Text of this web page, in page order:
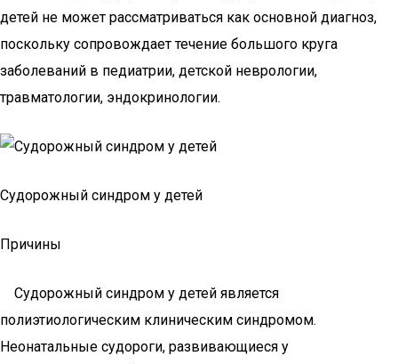
детей не может рассматриваться как основной диагноз,
поскольку сопровождает течение большого круга
заболеваний в педиатрии, детской неврологии,
травматологии, эндокринологии.
Судорожный синдром у детей
Причины
Судорожный синдром у детей является
полиэтиологическим клиническим синдромом.
Неонатальные судороги, развивающиеся у